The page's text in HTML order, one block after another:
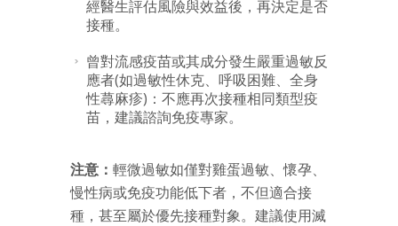
經醫生評估風險與效益後，再決定是否
接種。
曾對流感疫苗或其成分發生嚴重過敏反
應者(如過敏性休克、呼吸困難、全身
性蕁麻疹)：不應再次接種相同類型疫
苗，建議諮詢免疫專家。
注意： 輕微過敏如僅對雞蛋過敏、懷孕、
慢性病或免疫功能低下者，不但適合接
種，甚至屬於優先接種對象。建議使用滅